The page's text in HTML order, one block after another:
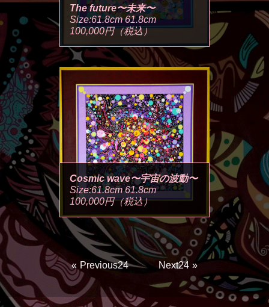
The future〜未来〜
Size:61.8cm 61.8cm
100,000円（税込）
Cosmic wave〜宇宙の波動〜
Size:61.8cm 61.8cm
100,000円（税込）
Previous24 Next24